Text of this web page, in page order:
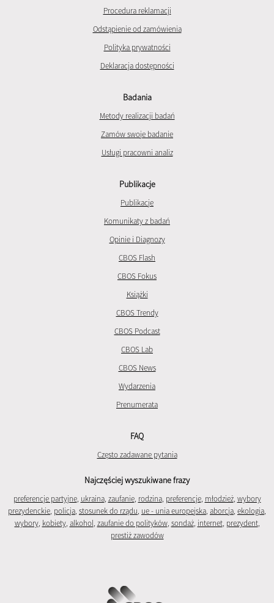
Procedura reklamacji
Odstąpienie od zamówienia
Polityka prywatności
Deklaracja dostępności
Badania
Metody realizacji badań
Zamów swoje badanie
Usługi pracowni analiz
Publikacje
Publikacje
Komunikaty z badań
Opinie i Diagnozy
CBOS Flash
CBOS Fokus
Książki
CBOS Trendy
CBOS Podcast
CBOS Lab
CBOS News
Wydarzenia
Prenumerata
FAQ
Często zadawane pytania
Najczęściej wyszukiwane frazy
preferencje partyjne, ukraina, zaufanie, rodzina, preferencje, młodzież, wybory
prezydenckie, policja, stosunek do rządu, ue - unia europejska, aborcja, ekologia,
wybory, kobiety, alkohol, zaufanie do polityków, sondaż, internet, prezydent,
prestiż zawodów